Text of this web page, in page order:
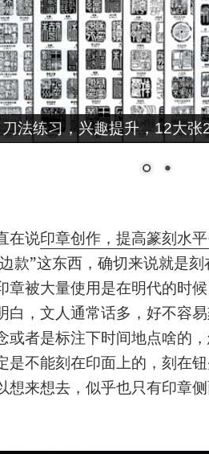
法练习，兴趣提升，12大
在说印章创作，提高篆刻水
款”这东西，确切来说就是
章被大量使用是在明代的时
，文人通常话多，好不容
或者是标注下时间地点啥的
是不能刻在印面上的，刻在
想来想去，似乎也只有印章